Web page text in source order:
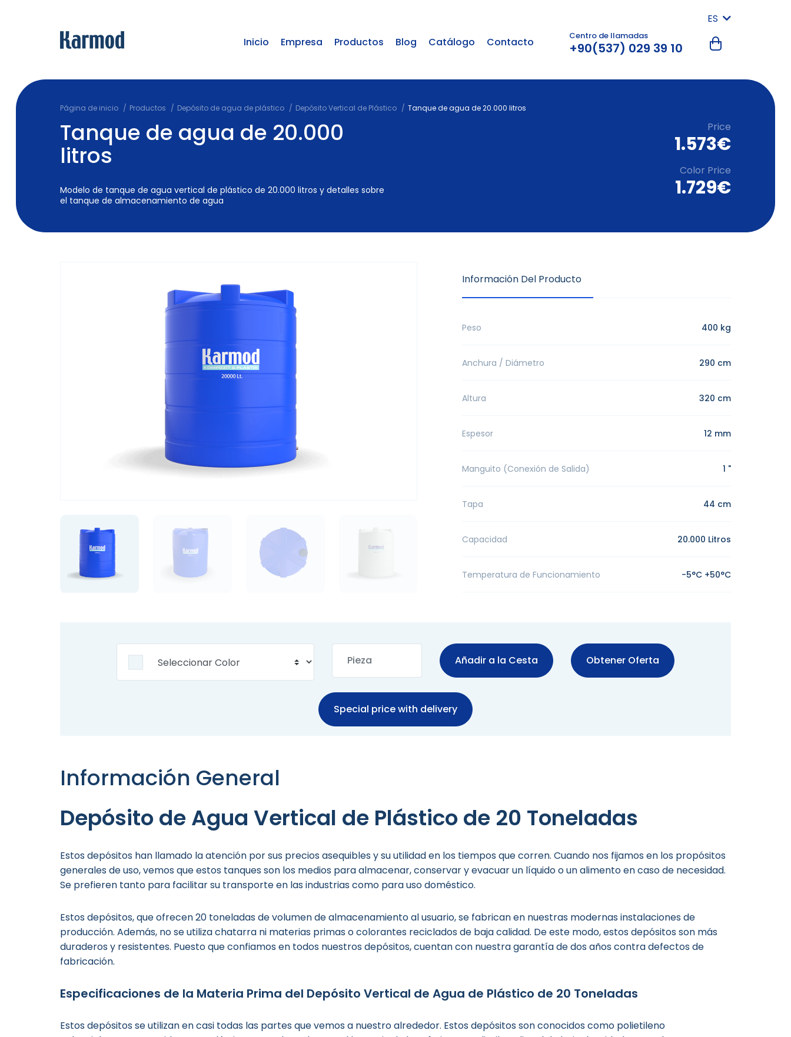
ES
Inicio
Empresa Productos Blog Catálogo Contacto Centro de llamadas
+90(537) 029 39 10
Página de inicio Productos Depósito de agua de plástico Depósito Vertical de Plástico Tanque de agua de 20.000 litros
Tanque de agua de 20.000
litros
Modelo de tanque de agua vertical de plástico de 20.000 litros y detalles sobre
el tanque de almacenamiento de agua
Price
1.573€
Color Price
1.729€
Información Del Producto
Peso 400 kg
Anchura / Diámetro 290 cm
Altura 320 cm
Espesor 12 mm
Manguito (Conexión de Salida) 1 "
Tapa 44 cm
Capacidad 20.000 Litros
Temperatura de Funcionamiento -5°C +50°C
Añadir a la Cesta Obtener Oferta
Special price with delivery
Información General
Depósito de Agua Vertical de Plástico de 20 Toneladas
Estos depósitos han llamado la atención por sus precios asequibles y su utilidad en los tiempos que corren. Cuando nos fijamos en los propósitos
generales de uso, vemos que estos tanques son los medios para almacenar, conservar y evacuar un líquido o un alimento en caso de necesidad.
Se prefieren tanto para facilitar su transporte en las industrias como para uso doméstico.
Estos depósitos, que ofrecen 20 toneladas de volumen de almacenamiento al usuario, se fabrican en nuestras modernas instalaciones de
producción. Además, no se utiliza chatarra ni materias primas o colorantes reciclados de baja calidad. De este modo, estos depósitos son más
duraderos y resistentes. Puesto que confiamos en todos nuestros depósitos, cuentan con nuestra garantía de dos años contra defectos de
fabricación.
Especificaciones de la Materia Prima del Depósito Vertical de Agua de Plástico de 20 Toneladas
Estos depósitos se utilizan en casi todas las partes que vemos a nuestro alrededor. Estos depósitos son conocidos como polietileno